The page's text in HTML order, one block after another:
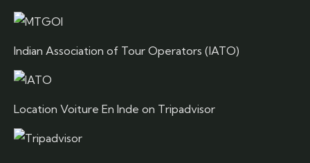
Indian Association of Tour Operators (IATO)
Location Voiture En Inde on Tripadvisor